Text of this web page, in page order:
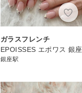
ガラスフレンチ
EPOISSES エポワス 銀座
銀座駅